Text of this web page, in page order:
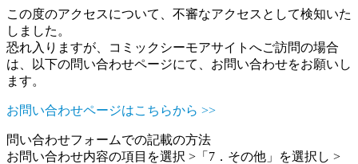
この度のアクセスについて、不審なアクセスとして検知いた
しました。
恐れ入りますが、コミックシーモアサイトへご訪問の場合
は、以下の問い合わせページにて、お問い合わせをお願いし
ます。
お問い合わせページはこちらから >>
問い合わせフォームでの記載の方法
お問い合わせ内容の項目を選択 >「7．その他」を選択し >